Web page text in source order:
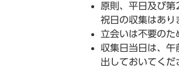
原則、平日及び第
祝日の収集はあり
立会いは不要のた
収集日当日は、
出しておいてくだ